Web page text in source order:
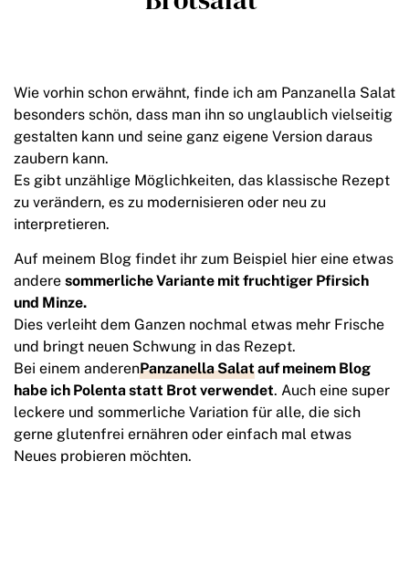
Wie vorhin schon erwähnt, finde ich am Panzanella Salat
besonders schön, dass man ihn so unglaublich vielseitig
gestalten kann und seine ganz eigene Version daraus
zaubern kann.
Es gibt unzählige Möglichkeiten, das klassische Rezept
zu verändern, es zu modernisieren oder neu zu
interpretieren.
Auf meinem Blog findet ihr zum Beispiel hier eine etwas
andere sommerliche Variante mit fruchtiger Pfirsich
und Minze.
Dies verleiht dem Ganzen nochmal etwas mehr Frische
und bringt neuen Schwung in das Rezept.
Bei einem anderenPanzanella Salatauf meinem Blog
habe ich Polenta statt Brot verwendet. Auch eine super
leckere und sommerliche Variation für alle, die sich
gerne glutenfrei ernähren oder einfach mal etwas
Neues probieren möchten.